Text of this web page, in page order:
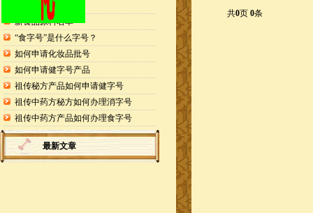
药食同源目录
新食品原料名单
“食字号”是什么字号？
如何申请化妆品批号
如何申请健字号产品
祖传秘方产品如何申请健字号
祖传中药方秘方如何办理消字号
祖传中药方产品如何办理食字号
最新文章
共0页 0条